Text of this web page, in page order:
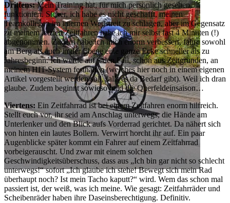
Drittens:Mein Training hat, für mich persönlich gesehen,
funktioniert. Sicher, ich habe es nicht geschafft, meinen
Teamkollegen im internen Wettstreit zu schlagen, aber im Gegensatz
zu meinem letzten Zeitfahren habe ich mir selbst fast 4 Minuten (!)
abgenommen. Zudem habe ich mich enorm verbessert, fahre sowohl
am Berg als auch in der Ebene eine ganze Ecke schneller als zu
Jahresbeginn. Ich werde auf jeden Fall, schon aus Zeitgründen, an
meinem HIT-System festhalten (welches hier noch in einem eigenen
Artikel vorgestellt werden soll, falls es da Bedarf gibt). Weil ich dran
glaube. Zudem beginnt sowieso bald die Querfeldeinsaison…
Viertens: Ein Zeitfahrrad ist bei einem Zeitfahren enorm hilfreich.
Stellt euch vor, ihr seid am Anschlag unterwegs, die Hände am
Unterlenker und den Blick aufs Vorderrad gerichtet. Da nähert sich
von hinten ein lautes Bollern. Verwirrt horcht ihr auf. Ein paar
Augenblicke später kommt ein Fahrer auf einem Zeitfahrrad
vorbeigerauscht. Und zwar mit einem solchen
Geschwindigkeitsüberschuss, dass aus „Ich bin gar nicht so schlecht
unterwegs!“ sofort „Ich glaube ich stehe! Bewegt sich mein Rad
überhaupt noch? Ist mein Tacho kaputt?“ wird. Wem das schon mal
passiert ist, der weiß, was ich meine. Wie gesagt: Zeitfahrräder und
Scheibenräder haben ihre Daseinsberechtigung. Definitiv.